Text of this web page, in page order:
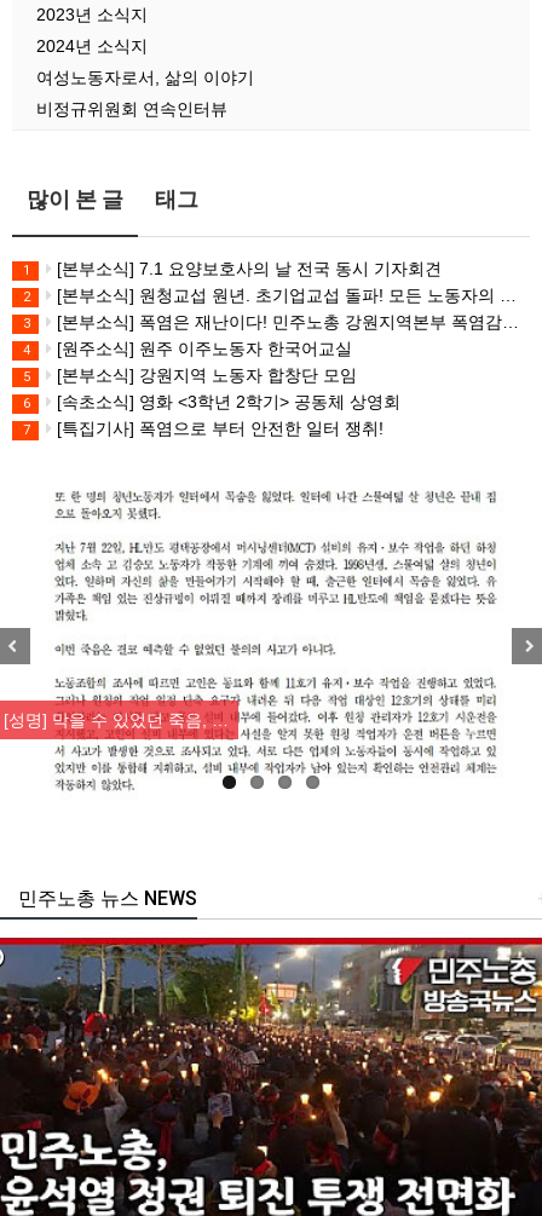
2023년 소식지
2024년 소식지
여성노동자로서, 삶의 이야기
비정규위원회 연속인터뷰
많이 본 글 태그
1 [본부소식] 7.1 요양보호사의 날 전국 동시 기자회견
2 [본부소식] 원청교섭 원년. 초기업교섭 돌파! 모든 노동자의 노동기본권 쟁취! 민주노총 7.15 총파업대회
3 [본부소식] 폭염은 재난이다! 민주노총 강원지역본부 폭염감시단 선포 기자회견
4 [원주소식] 원주 이주노동자 한국어교실
5 [본부소식] 강원지역 노동자 합창단 모임
6 [속초소식] 영화 <3학년 2학기> 공동체 상영회
7 [특집기사] 폭염으로 부터 안전한 일터 쟁취!
을 수 있었던 죽음, … [조합
주노총 뉴스 NEWS